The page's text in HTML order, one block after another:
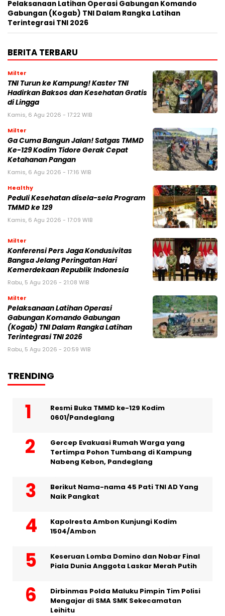
Pelaksanaan Latihan Operasi Gabungan Komando
Gabungan (Kogab) TNI Dalam Rangka Latihan
Terintegrasi TNI 2026
BERITA TERBARU
Milter
TNI Turun ke Kampung! Kaster TNI
Hadirkan Baksos dan Kesehatan Gratis
di Lingga
Kamis, 6 Agu 2026 - 17:22 WIB
Milter
Ga Cuma Bangun Jalan! Satgas TMMD
Ke-129 Kodim Tidore Gerak Cepat
Ketahanan Pangan
Kamis, 6 Agu 2026 - 17:16 WIB
Healthy
Peduli Kesehatan disela-sela Program
TMMD ke 129
Kamis, 6 Agu 2026 - 17:09 WIB
Milter
Konferensi Pers Jaga Kondusivitas
Bangsa Jelang Peringatan Hari
Kemerdekaan Republik Indonesia
Rabu, 5 Agu 2026 - 21:08 WIB
Milter
Pelaksanaan Latihan Operasi
Gabungan Komando Gabungan
(Kogab) TNI Dalam Rangka Latihan
Terintegrasi TNI 2026
Rabu, 5 Agu 2026 - 20:59 WIB
TRENDING
Resmi Buka TMMD ke-129 Kodim
0601/Pandeglang
Gercep Evakuasi Rumah Warga yang
Tertimpa Pohon Tumbang di Kampung
Nabeng Kebon, Pandeglang
Berikut Nama-nama 45 Pati TNI AD Yang
Naik Pangkat
Kapolresta Ambon Kunjungi Kodim
1504/Ambon
Keseruan Lomba Domino dan Nobar Final
Piala Dunia Anggota Laskar Merah Putih
Dirbinmas Polda Maluku Pimpin Tim Polisi
Mengajar di SMA SMK Sekecamatan
Leihitu